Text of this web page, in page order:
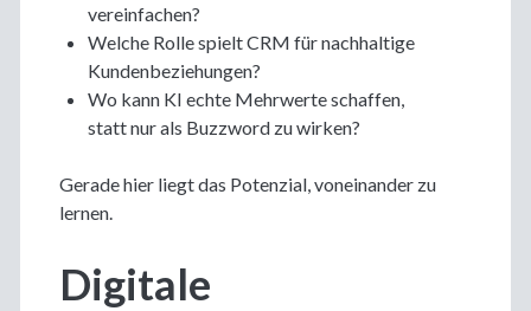
vereinfachen?
Welche Rolle spielt CRM für nachhaltige
Kundenbeziehungen?
Wo kann KI echte Mehrwerte schaffen,
statt nur als Buzzword zu wirken?
Gerade hier liegt das Potenzial, voneinander zu
lernen.
Digitale